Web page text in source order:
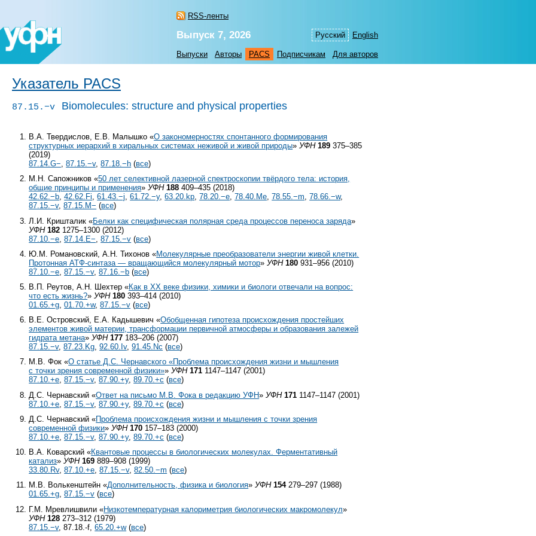
RSS-ленты
Русский English
Выпуск 7, 2026
Выпуски Авторы PACS Подписчикам Для авторов
Указатель PACS
87.15.−v Biomolecules: structure and physical properties
В.А. Твердислов, Е.В. Малышко «О закономерностях спонтанного формирования
структурных иерархий в хиральных системах неживой и живой природы»УФН 189 375–385
(2019)
87.14.G−,87.15.−v,87.18.−h (все)
М.Н. Сапожников «50 лет селективной лазерной спектроскопии твёрдого тела: история,
общие принципы и применения»УФН 188 409–435 (2018)
42.62.−b,42.62.Fi,61.43.−j,61.72.−y,63.20.kp,78.20.−e,78.40.Me,78.55.−m,78.66.−w,
87.15.−v,87.15.M− (все)
Л.И. Кришталик «Белки как специфическая полярная среда процессов переноса заряда»
УФН 182 1275–1300 (2012)
87.10.−e ,87.14.E− ,87.15.−v (все)
Ю.М. Романовский, А.Н. Тихонов «Молекулярные преобразователи энергии живой клетки.
Протонная АТФ-синтаза — вращающийся молекулярный мотор»УФН 180 931–956 (2010)
87.10.−e ,87.15.−v,87.16.−b (все)
В.П. Реутов, А.Н. Шехтер «Как в XX веке физики, химики и биологи отвечали на вопрос:
что есть жизнь?»УФН 180 393–414 (2010)
01.65.+g,01.70.+w,87.15.−v (все)
В.Е. Островский, Е.А. Кадышевич «Обобщенная гипотеза происхождения простейших
элементов живой материи, трансформации первичной атмосферы и образования залежей
гидрата метана»УФН 177 183–206 (2007)
87.15.−v,87.23.Kg,92.60.Iv,91.45.Nc (все)
М.В. Фок «О статье Д.С. Чернавского «Проблема происхождения жизни и мышления
с точки зрения современной физики»»УФН 171 1147–1147 (2001)
87.10.+e,87.15.−v,87.90.+y,89.70.+c (все)
Д.С. Чернавский «Ответ на письмо М.В. Фока в редакцию УФН»УФН 171 1147–1147 (2001)
87.10.+e ,87.15.−v,87.90.+y,89.70.+c (все)
Д.С. Чернавский «Проблема происхождения жизни и мышления с точки зрения
современной физики»УФН 170 157–183 (2000)
87.10.+e ,87.15.−v,87.90.+y,89.70.+c (все)
В.А. Коварский «Квантовые процессы в биологических молекулах. Ферментативный
катализ»УФН 169 889–908 (1999)
33.80.Rv,87.10.+e,87.15.−v,82.50.−m (все)
М.В. Волькенштейн «Дополнительность, физика и биология»УФН 154279–297 (1988)
01.65.+g,87.15.−v (все)
Г.М. Мревлишвили «Низкотемпературная калориметрия биологических макромолекул»
УФН 128 273–312 (1979)
87.15.−v, 87.18.-f,65.20.+w(все)